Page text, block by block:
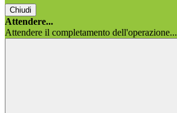
Chiudi
Attendere...
Attendere il completamento dell'operazione...